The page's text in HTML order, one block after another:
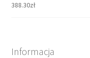
388.30zł
Informacja